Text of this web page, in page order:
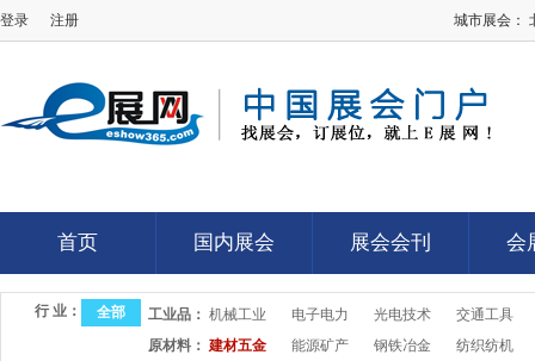
登录 注册 城市展会：
首页
首页
国内展会
国内展会
展会会刊
展会会刊
会
会
行 业： 全部 工业品： 机械工业 电子电力 光电技术
交通工具
原材料： 建材五金 能源矿产 钢铁冶金 纺织纺机